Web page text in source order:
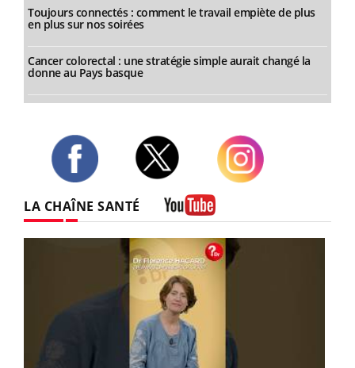
Toujours connectés : comment le travail empiète de plus
en plus sur nos soirées
Cancer colorectal : une stratégie simple aurait changé la
donne au Pays basque
LA CHAÎNE SANTÉ